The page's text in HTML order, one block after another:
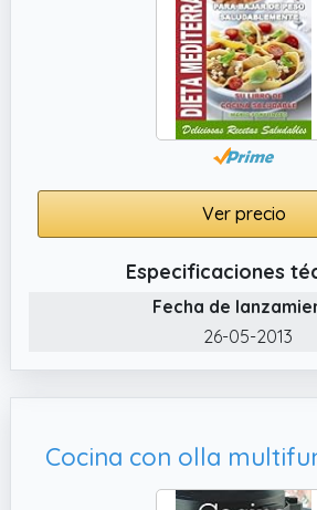
Ver precio
Especificaciones
Fecha de
26-05-2013